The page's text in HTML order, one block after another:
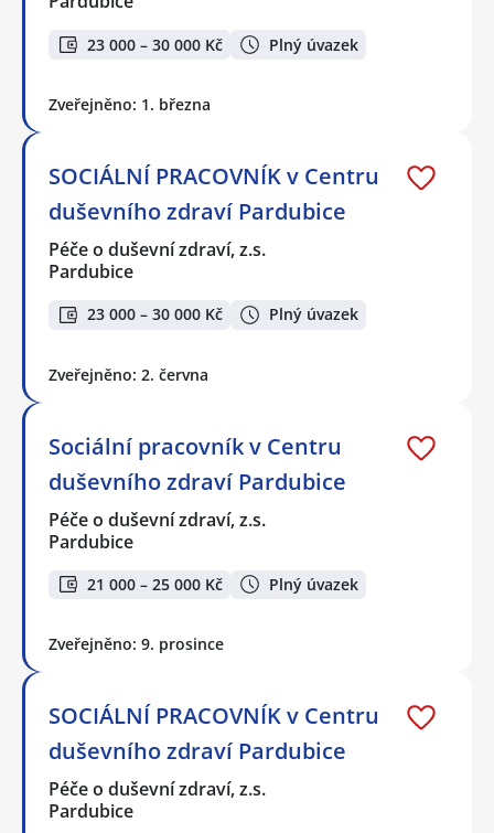
23 000 – 30 000 Kč Plný úvazek
Zveřejněno: 1. března
SOCIÁLNÍ PRACOVNÍK v Centru
duševního zdraví Pardubice
Péče o duševní zdraví, z.s.
Pardubice
23 000 – 30 000 Kč Plný úvazek
Zveřejněno: 2. června
Sociální pracovník v Centru
duševního zdraví Pardubice
Péče o duševní zdraví, z.s.
Pardubice
21 000 – 25 000 Kč Plný úvazek
Zveřejněno: 9. prosince
SOCIÁLNÍ PRACOVNÍK v Centru
duševního zdraví Pardubice
Péče o duševní zdraví, z.s.
Pardubice